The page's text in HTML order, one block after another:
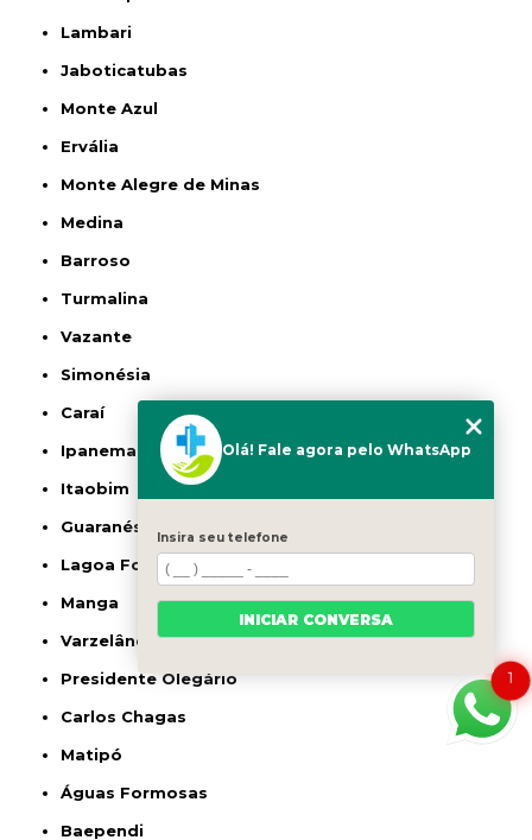
Lambari
Jaboticatubas
Monte Azul
Ervália
Monte Alegre de Minas
Medina
Barroso
Turmalina
Vazante
Simonésia
Caraí
Ipanema
Itaobim
Guaranésia
Lagoa Formosa
Manga
Varzelândia
Presidente Olegário
Carlos Chagas
Matipó
Águas Formosas
Baependi
1
Olá! Fale agora pelo WhatsApp
Insira seu telefone
INICIAR CONVERSA